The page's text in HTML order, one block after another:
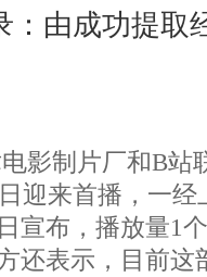
：由成功提取
片厂和B站联
迎来首播，一
宣布，播放量1
还表示，目前这